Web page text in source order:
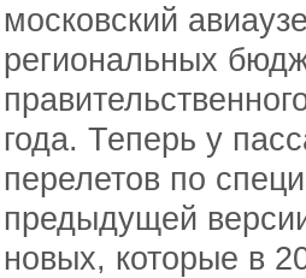
московский
региональных
года. Теперь у
перелетов по
предыдущей
новых, которые в